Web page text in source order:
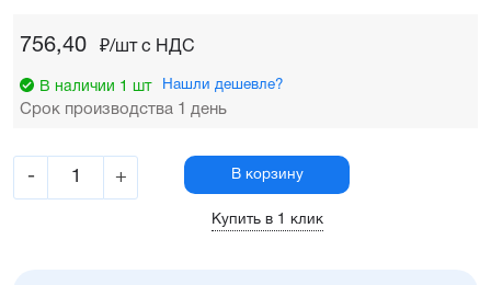
756,40 ₽/шт c НДС
В наличии 1 шт Нашли дешевле?
Срок производства 1 день
- + В корзину
Купить в 1 клик